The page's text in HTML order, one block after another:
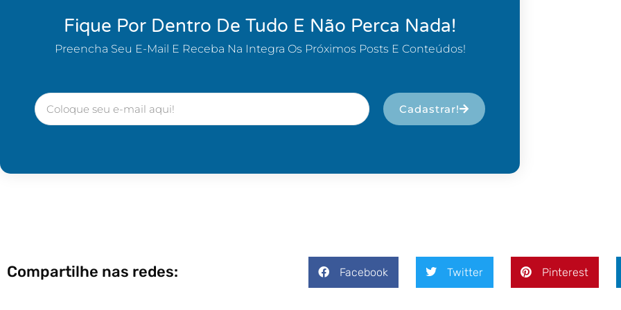
Fique Por Dentro De Tudo E Não Perca Nada!
Preencha Seu E-Mail E Receba Na Integra Os Próximos Posts E Conteúdos!
Cadastrar!
Compartilhe nas redes: Facebook Twitter Pinterest